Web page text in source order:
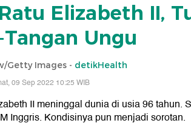
Elizabeth II,
Ungu
Getty Images - detikHealth
09 Sep 2022 10:25 WIB
II meninggal dunia di usia 96 tahun.
Inggris. Kondisinya pun menjadi sorotan.